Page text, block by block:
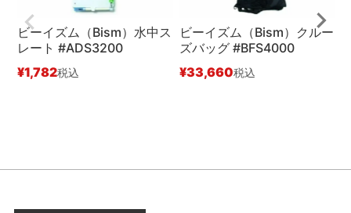
ビーイズム（Bism）水中ス
レート #ADS3200
¥1,782税込
ビーイズム（Bism）クルー
ズバッグ #BFS4000
¥33,660税込